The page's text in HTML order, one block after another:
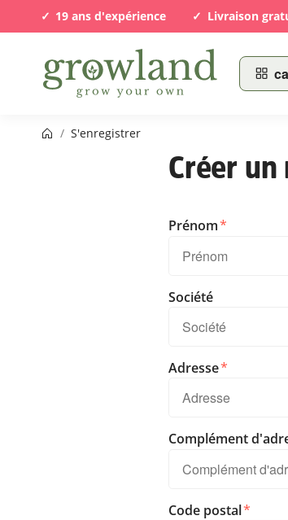
19 ans d'expérience Livraison
Page d’accueil
/ S'enregistrer
Créer
Prénom
Société
Adresse
Complément
Code postal